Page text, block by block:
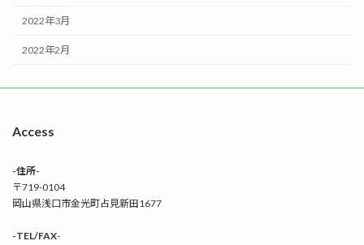
2022年3月
2022年2月
Access
-住所-
〒719-0104
岡山県浅口市金光町占見新田1677
-TEL/FAX-